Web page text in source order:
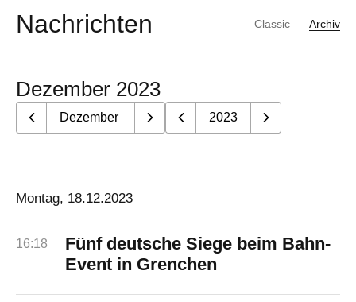
Nachrichten Classic Archiv
Dezember 2023
Montag, 18.12.2023
16:18
Fünf deutsche Siege beim Bahn-
Event in Grenchen